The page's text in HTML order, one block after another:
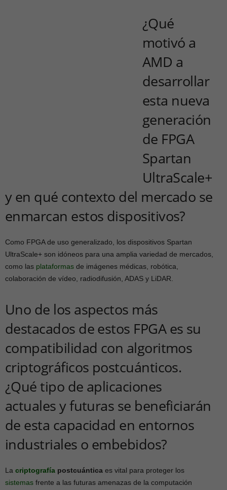
¿Qué
motivó a
AMD a
desarrollar
esta nueva
generación
de FPGA
Spartan
UltraScale+
y en qué contexto del mercado se
enmarcan estos dispositivos?
Como FPGA de uso generalizado, los dispositivos Spartan
UltraScale+ son idóneos para una amplia variedad de mercados,
como las plataformas de imágenes médicas, robótica,
colaboración de vídeo, radiodifusión, ADAS y LiDAR.
Uno de los aspectos más
destacados de estos FPGA es su
compatibilidad con algoritmos
criptográficos postcuánticos.
¿Qué tipo de aplicaciones
actuales y futuras se beneficiarán
de esta capacidad en entornos
industriales o embebidos?
La criptografía postcuántica es vital para proteger los
sistemas frente a las futuras amenazas de la computación